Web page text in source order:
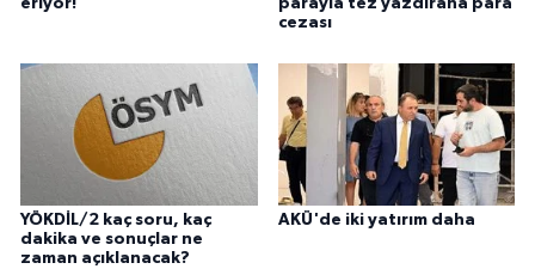
eriyor!
parayla tez yazdırana para
cezası
YÖKDİL/2 kaç soru, kaç
dakika ve sonuçlar ne
zaman açıklanacak?
AKÜ'de iki yatırım daha